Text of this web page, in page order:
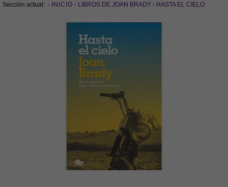
Sección actual: INICIO LIBROS DE JOAN BRADY HASTA EL CIELO